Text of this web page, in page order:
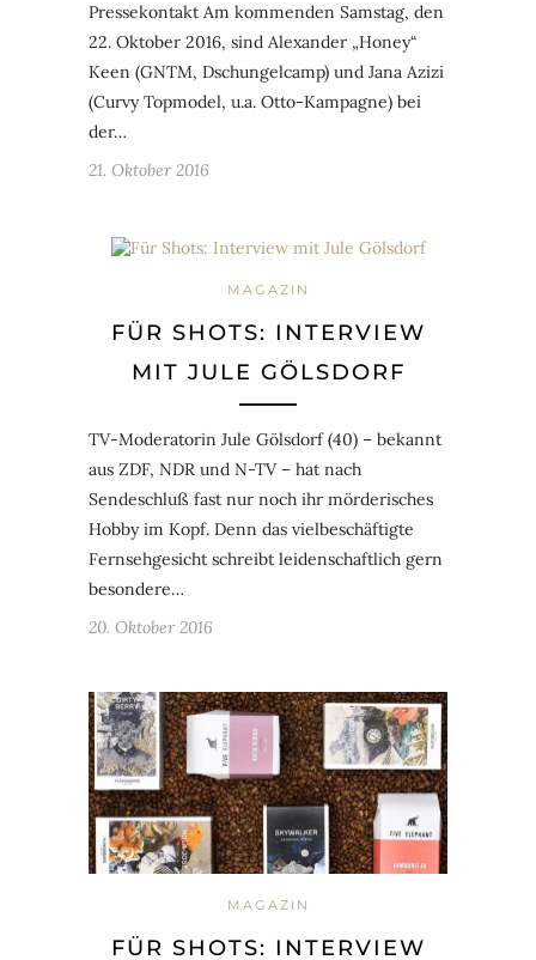
Pressekontakt Am kommenden Samstag, den
22. Oktober 2016, sind Alexander „Honey“
Keen (GNTM, Dschungelcamp) und Jana Azizi
(Curvy Topmodel, u.a. Otto-Kampagne) bei
der…
21. Oktober 2016
MAGAZIN
FÜR SHOTS: INTERVIEW
MIT JULE GÖLSDORF
TV-Moderatorin Jule Gölsdorf (40) – bekannt
aus ZDF, NDR und N-TV – hat nach
Sendeschluß fast nur noch ihr mörderisches
Hobby im Kopf. Denn das vielbeschäftigte
Fernsehgesicht schreibt leidenschaftlich gern
besondere…
20. Oktober 2016
MAGAZIN
FÜR SHOTS: INTERVIEW